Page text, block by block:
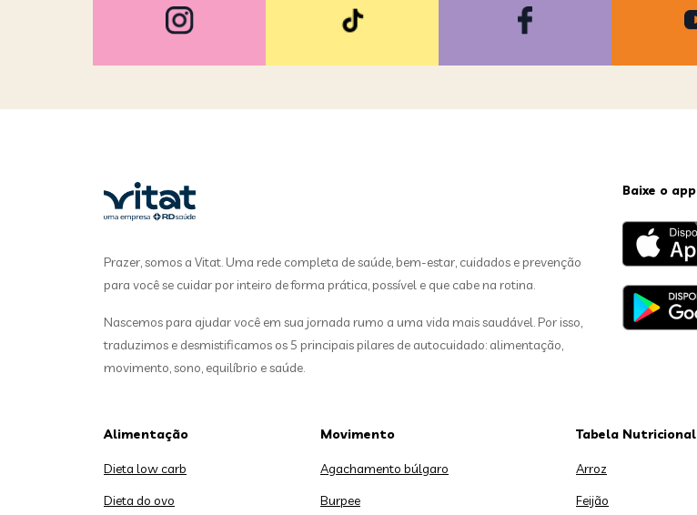
Prazer, somos a Vitat. Uma rede completa de saúde, bem-estar, cuidados e prevenção
para você se cuidar por inteiro de forma prática, possível e que cabe na rotina.
Nascemos para ajudar você em sua jornada rumo a uma vida mais saudável. Por isso,
traduzimos e desmistificamos os 5 principais pilares de autocuidado: alimentação,
movimento, sono, equilíbrio e saúde.
Baixe o app
Alimentação
Dieta low carb
Dieta do ovo
Movimento
Agachamento búlgaro
Burpee
Tabela Nutricional
Arroz
Feijão